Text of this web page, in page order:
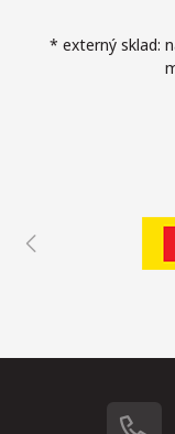
* externý sklad: